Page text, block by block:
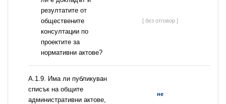
резултатите от
обществените
консултации по
проектите за
нормативни актове?
[ без отговор ]
А.1.9. Има ли публикуван
списък на общите
административни актове,
не